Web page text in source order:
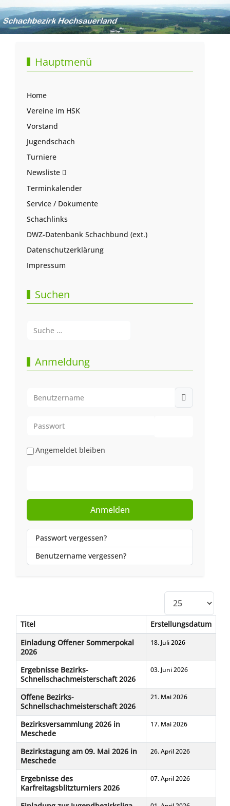
Hauptmenü
Home
Vereine im HSK
Vorstand
Jugendschach
Turniere
Newsliste
Terminkalender
Service / Dokumente
Schachlinks
DWZ-Datenbank Schachbund (ext.)
Datenschutzerklärung
Impressum
Suchen
Anmeldung
Angemeldet bleiben
Anmelden
Passwort vergessen?
Benutzername vergessen?
Anzeige #
Beiträge
Titel
Erstellungsdatum
Einladung Offener Sommerpokal
2026
18. Juli 2026
Ergebnisse Bezirks-
Schnellschachmeisterschaft 2026
03. Juni 2026
Offene Bezirks-
Schnellschachmeisterschaft 2026
21. Mai 2026
Bezirksversammlung 2026 in
Meschede
17. Mai 2026
Bezirkstagung am 09. Mai 2026 in
Meschede
26. April 2026
Ergebnisse des
Karfreitagsblitzturniers 2026
07. April 2026